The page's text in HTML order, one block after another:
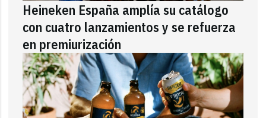
Heineken España amplía su catálogo
con cuatro lanzamientos y se refuerza
en premiurización